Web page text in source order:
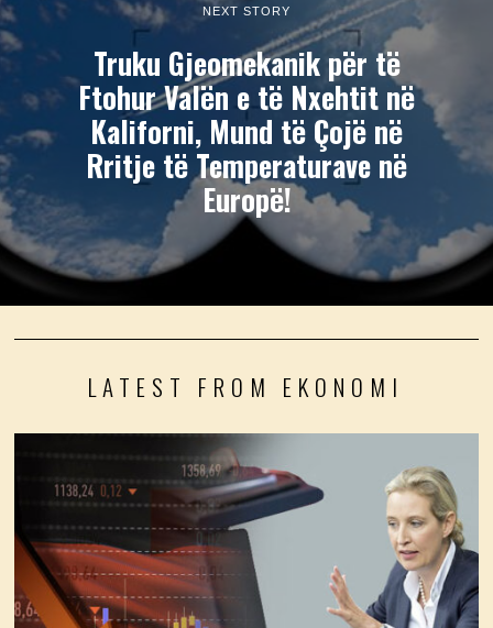
NEXT STORY
Truku Gjeomekanik për të
Ftohur Valën e të Nxehtit në
Kaliforni, Mund të Çojë në
Rritje të Temperaturave në
Europë!
LATEST FROM EKONOMI